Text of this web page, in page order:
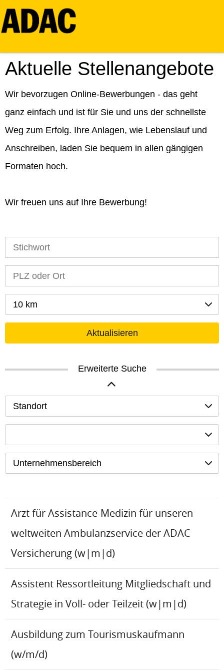
Aktuelle Stellenangebote
Wir bevorzugen Online-Bewerbungen - das geht
ganz einfach und ist für Sie und uns der schnellste
Weg zum Erfolg. Ihre Anlagen, wie Lebenslauf und
Anschreiben, laden Sie bequem in allen gängigen
Formaten hoch.
Wir freuen uns auf Ihre Bewerbung!
10 km
Aktualisieren
Erweiterte Suche
Standort
Unternehmensbereich
Arzt für Assistance-Medizin für unseren
weltweiten Ambulanzservice der ADAC
Versicherung (w|m|d)
Assistent Ressortleitung Mitgliedschaft und
Strategie in Voll- oder Teilzeit (w|m|d)
Ausbildung zum Tourismuskaufmann
(w/m/d)